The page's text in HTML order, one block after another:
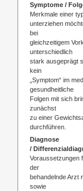
Symptome /
Merkmale einer
unterziehen
bei
gleichzeitigem
unterschiedlich
stark ausgeprägt
kein
„Symptom“ im
gesundheitliche
Folgen mit sich
zunächst
zu einer
durchführen.
Diagnose
/
Voraussetzungen
der
behandelnde Arzt
sowie